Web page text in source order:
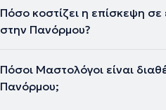
Πόσο κοστίζει η επίσκεψη
στην Πανόρμου?
Πόσοι Μαστολόγοι είναι
Πανόρμου;